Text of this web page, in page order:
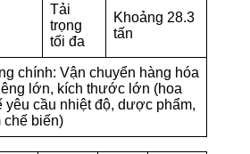
Tải
trọng
tối đa
Khoảng 28.3
tấn
chính: Vận chuyển hàng hóa
lớn, kích thước lớn (hoa
yêu cầu nhiệt độ, dược phẩm,
chế biến)